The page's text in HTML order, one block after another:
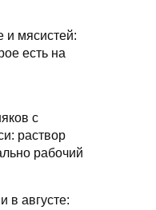
и мясистей:
есть на
с
раствор
рабочий
в августе: